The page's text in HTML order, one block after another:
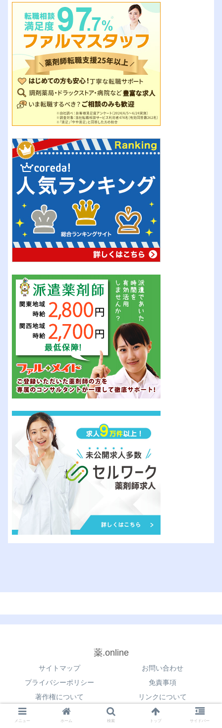
薬.online
サイトマップ
お問い合わせ
プライバシーポリシー
免責事項
著作権について
リンクについて
© 2021 薬.online.
メニュー ホーム 検索 トップ サイドバー